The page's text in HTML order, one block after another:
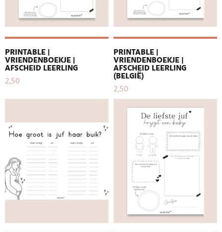
PRINTABLE |
VRIENDENBOEKJE |
AFSCHEID LEERLING
2,50
PRINTABLE |
VRIENDENBOEKJE |
AFSCHEID LEERLING
(BELGIË)
2,50